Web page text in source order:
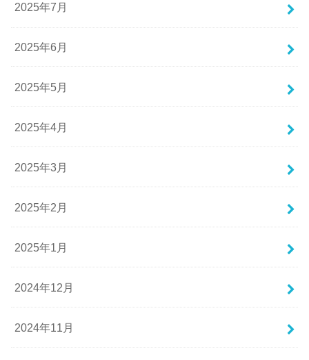
2025年7月
2025年6月
2025年5月
2025年4月
2025年3月
2025年2月
2025年1月
2024年12月
2024年11月